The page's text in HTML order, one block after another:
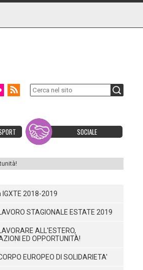
SOCIALE
IGXTE 2018-2019
STAGIONALE ESTATE 2019
ALL'ESTERO,
ED OPPORTUNITÀ!
EUROPEO DI SOLIDARIETA'